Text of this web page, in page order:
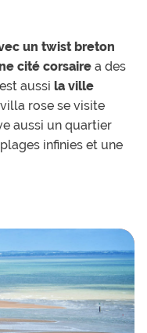
un twist breton
cité corsaire a des
aussi la ville
rose se visite
aussi un quartier
infinies et une